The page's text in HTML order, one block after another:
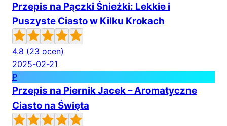
Przepis na Pączki Śnieżki: Lekkie i
Puszyste Ciasto w Kilku Krokach
4.8 (23 ocen)
2025-02-21
P
Przepis na Piernik Jacek – Aromatyczne
Ciasto na Święta